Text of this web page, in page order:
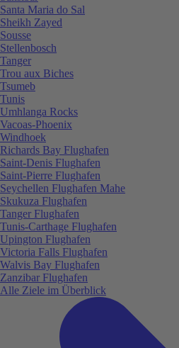
Santa Maria do Sal
Sheikh Zayed
Sousse
Stellenbosch
Tanger
Trou aux Biches
Tsumeb
Tunis
Umhlanga Rocks
Vacoas-Phoenix
Windhoek
Richards Bay Flughafen
Saint-Denis Flughafen
Saint-Pierre Flughafen
Seychellen Flughafen Mahe
Skukuza Flughafen
Tanger Flughafen
Tunis-Carthage Flughafen
Upington Flughafen
Victoria Falls Flughafen
Walvis Bay Flughafen
Zanzibar Flughafen
Alle Ziele im Überblick